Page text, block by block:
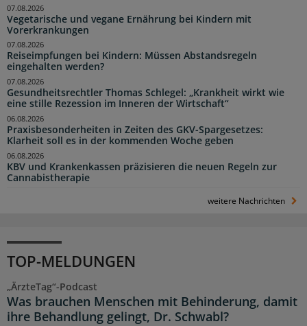
Vegetarische und vegane Ernährung bei Kindern mit
Vorerkrankungen
07.08.2026
Reiseimpfungen bei Kindern: Müssen Abstandsregeln
eingehalten werden?
07.08.2026
Gesundheitsrechtler Thomas Schlegel: „Krankheit wirkt wie
eine stille Rezession im Inneren der Wirtschaft“
07.08.2026
Praxisbesonderheiten in Zeiten des GKV-Spargesetzes:
Klarheit soll es in der kommenden Woche geben
06.08.2026
KBV und Krankenkassen präzisieren die neuen Regeln zur
Cannabistherapie
06.08.2026
weitere Nachrichten
TOP-MELDUNGEN
„ÄrzteTag“-Podcast
Was brauchen Menschen mit Behinderung, damit
ihre Behandlung gelingt, Dr. Schwabl?